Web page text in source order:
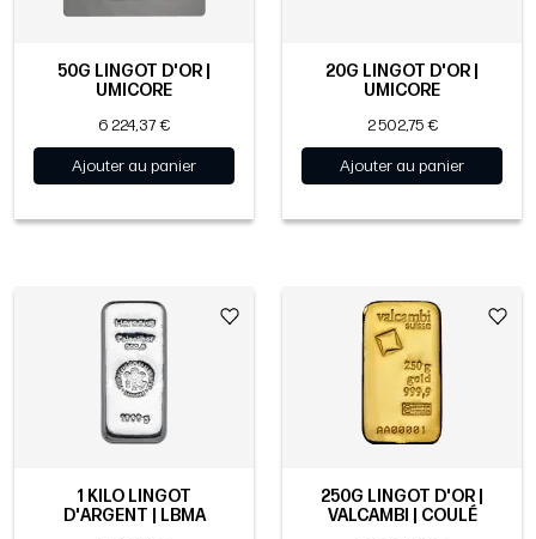
50G LINGOT D'OR |
UMICORE
6 224,37 €
Ajouter au panier
20G LINGOT D'OR |
UMICORE
2 502,75 €
Ajouter au panier
1 KILO LINGOT
D'ARGENT | LBMA
250G LINGOT D'OR |
VALCAMBI | COULÉ